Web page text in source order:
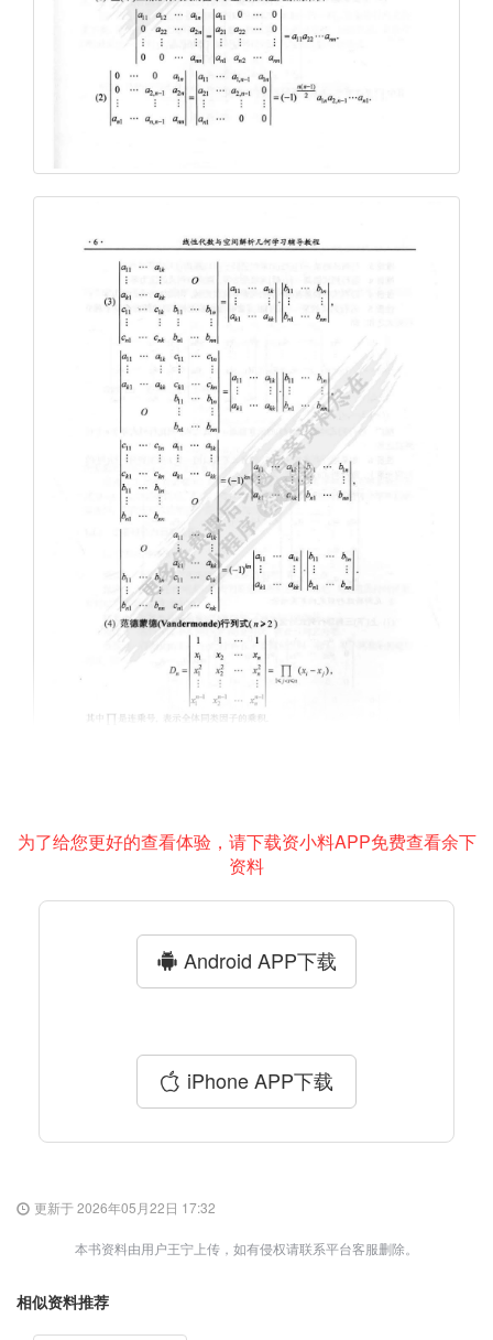
为了给您更好的查看体验，请下载资小料APP免费查看余下
资料
Android APP下载
iPhone APP下载
更新于 2026年05月22日 17:32
本书资料由用户王宁上传，如有侵权请联系平台客服删除。
相似资料推荐